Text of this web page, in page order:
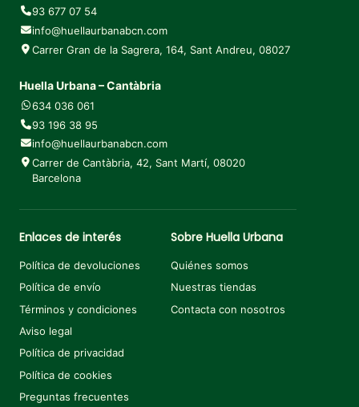
93 677 07 54
info@huellaurbanabcn.com
Carrer Gran de la Sagrera, 164, Sant Andreu, 08027
Huella Urbana – Cantàbria
634 036 061
93 196 38 95
info@huellaurbanabcn.com
Carrer de Cantàbria, 42, Sant Martí, 08020
Barcelona
Enlaces de interés
Política de devoluciones
Política de envío
Términos y condiciones
Aviso legal
Política de privacidad
Política de cookies
Preguntas frecuentes
Sobre Huella Urbana
Quiénes somos
Nuestras tiendas
Contacta con nosotros